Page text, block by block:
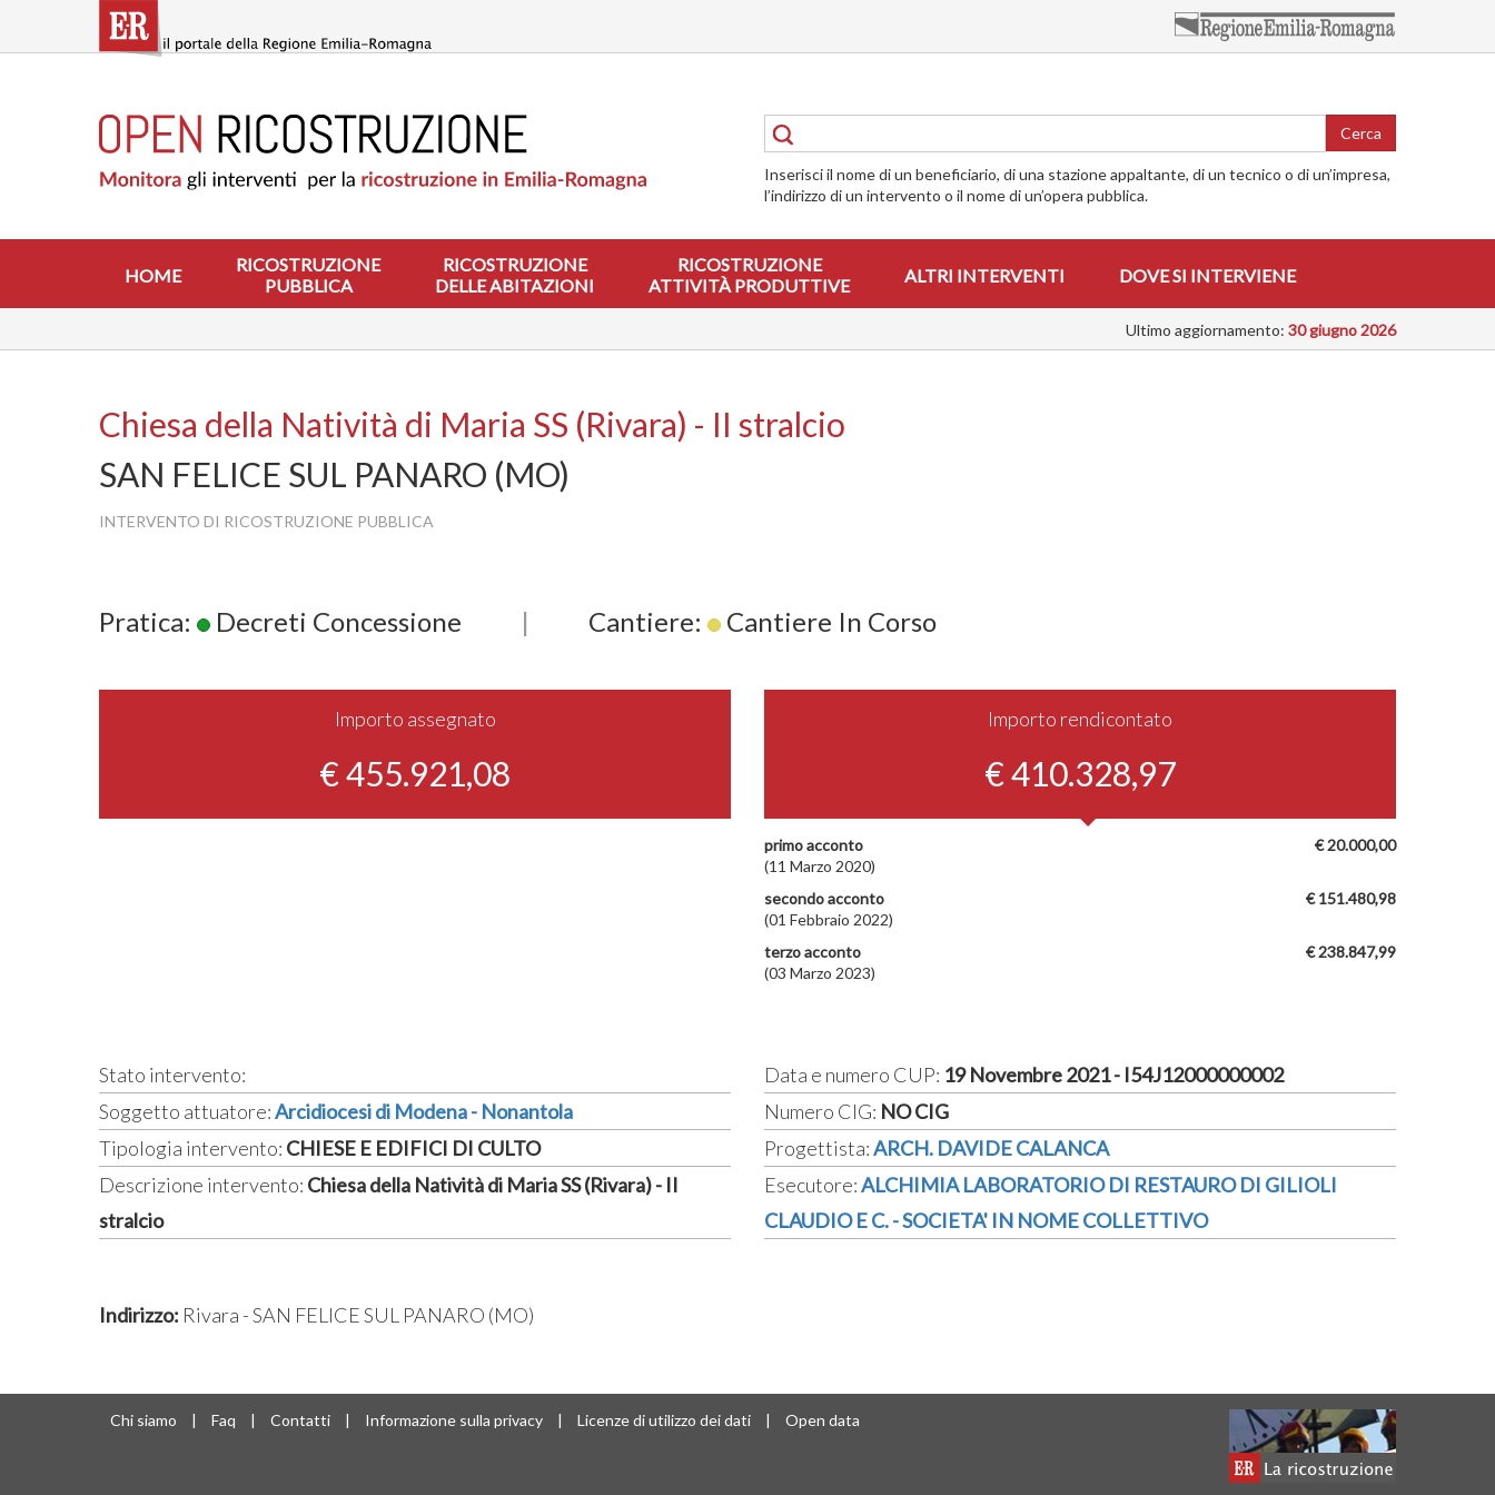
contenuto
RICOSTRUZIONE
PUBBLICA
ABITAZIONI
RICOSTRUZIONE
ATTIVITÀ
INTERVIENE
Cerca
Inserisci il nome di un beneficiario, di una stazione appaltante, di un tecnico o di un’impresa,
l’indirizzo di un intervento o il nome di un’opera pubblica.
HOME
RICOSTRUZIONE
PUBBLICA
RICOSTRUZIONE
DELLE ABITAZIONI
RICOSTRUZIONE
ATTIVITÀ PRODUTTIVE
ALTRI INTERVENTI DOVE SI INTERVIENE
Ultimo aggiornamento: 30 giugno 2026
Chiesa della Natività di Maria SS (Rivara) - II stralcio
SAN FELICE SUL PANARO (MO)
INTERVENTO DI RICOSTRUZIONE PUBBLICA
Pratica: Decreti Concessione | Cantiere: Cantiere In Corso
Importo assegnato
€ 455.921,08
Importo rendicontato
€ 410.328,97
€ 20.000,00
primo acconto
(11 Marzo 2020)
€ 151.480,98
secondo acconto
(01 Febbraio 2022)
€ 238.847,99
terzo acconto
(03 Marzo 2023)
Stato intervento:
Soggetto attuatore:Arcidiocesi di Modena - Nonantola
Tipologia intervento: CHIESE E EDIFICI DI CULTO
Descrizione intervento: Chiesa della Natività di Maria SS (Rivara) - II
stralcio
Data e numero CUP: 19 Novembre 2021 - I54J12000000002
Numero CIG: NO CIG
Progettista:ARCH. DAVIDE CALANCA
Esecutore:ALCHIMIA LABORATORIO DI RESTAURO DI GILIOLI
CLAUDIO E C. - SOCIETA' IN NOME COLLETTIVO
Indirizzo: Rivara - SAN FELICE SUL PANARO (MO)
Chi siamo | Faq | Contatti | Informazione sulla privacy | Licenze di utilizzo dei dati | Open data